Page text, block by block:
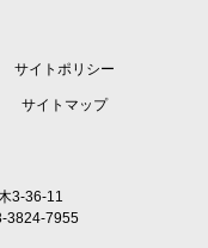
サイトポリシー
サイトマップ
3-36-11
3824-7955